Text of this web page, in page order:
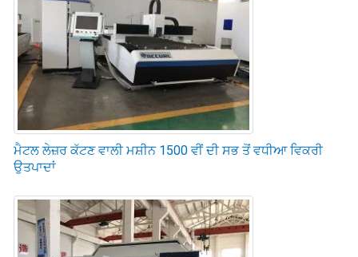
ਮੈਟਲ ਲੇਜ਼ਰ ਕੱਟਣ ਵਾਲੀ ਮਸ਼ੀਨ 1500 ਵੀਂ ਦੀ ਸਭ ਤੋਂ ਵਧੀਆ ਵਿਕਰੀ
ਉਤਪਾਦਾਂ